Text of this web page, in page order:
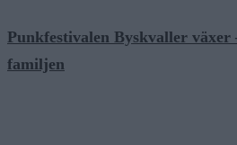
Punkfestivalen Byskvaller växer
familjen